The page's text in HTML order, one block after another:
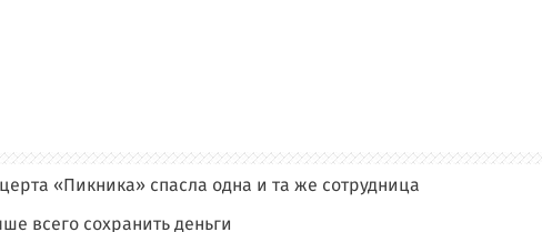
«Пикника» спасла одна и та же сотрудница
всего сохранить деньги